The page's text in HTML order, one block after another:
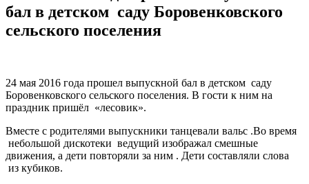
бал в детском саду Боровенковского
сельского поселения
24 мая 2016 года прошел выпускной бал в детском саду
Боровенковского сельского поселения. В гости к ним на
праздник пришёл «лесовик».
Вместе с родителями выпускники танцевали вальс .Во время
небольшой дискотеки ведущий изображал смешные
движения, а дети повторяли за ним . Дети составляли слова
из кубиков.